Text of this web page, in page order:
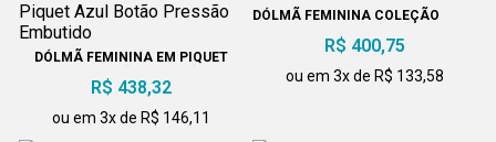
DÓLMÃ FEMININA EM PIQUET
EMBUTIDO
R$ 438,32
ou em 3x de R$ 146,11
DÓLMÃ FEMININA COLEÇÃO
R$ 400,75
ou em 3x de R$ 133,58